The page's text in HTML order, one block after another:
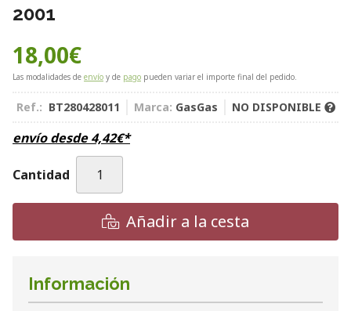
2001
18,00€
Las modalidades de envío y de pago pueden variar el importe final del pedido.
Ref.: BT280428011 Marca: GasGas NO DISPONIBLE
envío desde4,42€*
Cantidad
Añadir a la cesta
Información